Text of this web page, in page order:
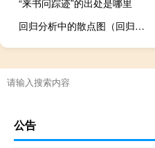
回归分析中的散点图（回归分析中的r平方）
公告